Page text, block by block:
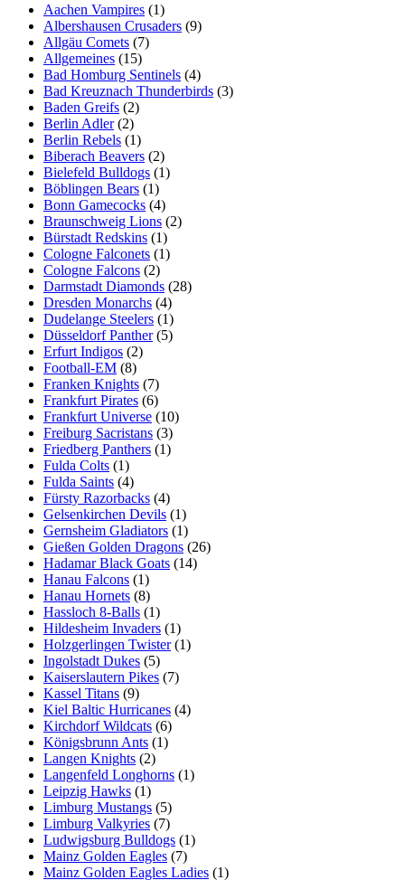
Aachen Vampires (1)
Albershausen Crusaders (9)
Allgäu Comets (7)
Allgemeines (15)
Bad Homburg Sentinels (4)
Bad Kreuznach Thunderbirds (3)
Baden Greifs (2)
Berlin Adler(2)
Berlin Rebels (1)
Biberach Beavers (2)
Bielefeld Bulldogs (1)
Böblingen Bears (1)
Bonn Gamecocks (4)
Braunschweig Lions (2)
Bürstadt Redskins (1)
Cologne Falconets (1)
Cologne Falcons (2)
Darmstadt Diamonds (28)
Dresden Monarchs (4)
Dudelange Steelers (1)
Düsseldorf Panther(5)
Erfurt Indigos (2)
Football-EM (8)
Franken Knights (7)
Frankfurt Pirates (6)
Frankfurt Universe (10)
Freiburg Sacristans (3)
Friedberg Panthers (1)
Fulda Colts (1)
Fulda Saints (4)
Fürsty Razorbacks (4)
Gelsenkirchen Devils (1)
Gernsheim Gladiators (1)
Gießen Golden Dragons (26)
Hadamar Black Goats (14)
Hanau Falcons (1)
Hanau Hornets (8)
Hassloch 8-Balls (1)
Hildesheim Invaders (1)
Holzgerlingen Twister(1)
Ingolstadt Dukes (5)
Kaiserslautern Pikes (7)
Kassel Titans (9)
Kiel Baltic Hurricanes (4)
Kirchdorf Wildcats (6)
Königsbrunn Ants (1)
Langen Knights (2)
Langenfeld Longhorns (1)
Leipzig Hawks (1)
Limburg Mustangs (5)
Limburg Valkyries (7)
Ludwigsburg Bulldogs (1)
Mainz Golden Eagles (7)
Mainz Golden Eagles Ladies (1)